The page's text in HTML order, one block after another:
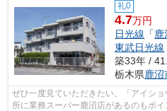
礼0
4.7万円
日光線 「鹿
東武日光線
築33年 /
栃木県鹿沼
ぜひ一度見ていただきたい、「アイシ
所に業務スーパー鹿沼店があるのもポ